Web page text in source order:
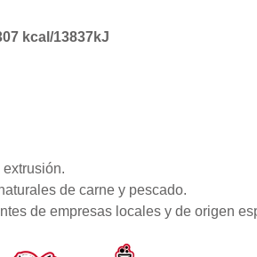
kcal/13837kJ
de carne y pescado.
de empresas locales y de origen